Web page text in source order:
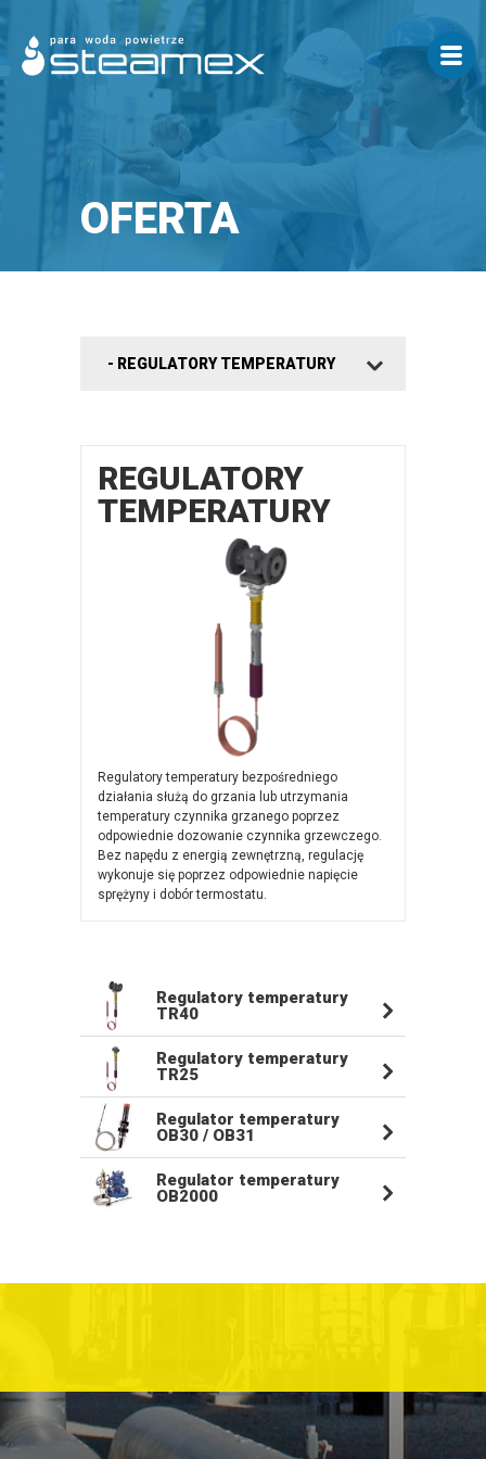
OFERTA
REGULATORY
TEMPERATURY
Regulatory temperatury bezpośredniego
działania służą do grzania lub utrzymania
temperatury czynnika grzanego poprzez
odpowiednie dozowanie czynnika grzewczego.
Bez napędu z energią zewnętrzną, regulację
wykonuje się poprzez odpowiednie napięcie
sprężyny i dobór termostatu.
Regulatory temperatury
TR40
Regulatory temperatury
TR25
Regulator temperatury
OB30 / OB31
Regulator temperatury
OB2000